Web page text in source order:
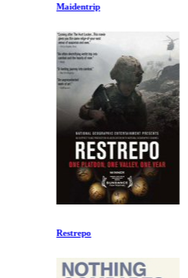
Maidentrip
Restrepo